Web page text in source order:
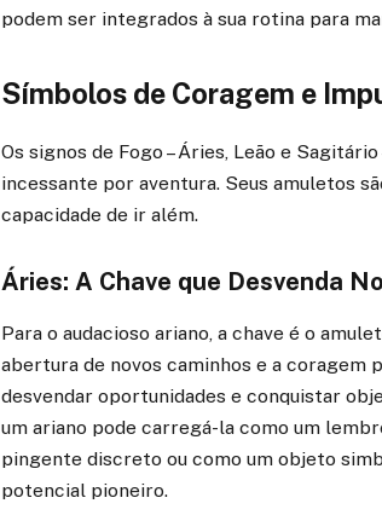
podem ser integrados à sua rotina para
Símbolos de Coragem e
Os signos de Fogo – Áries, Leão e
incessante por aventura. Seus amuletos
capacidade de ir além.
Áries: A Chave que Desvenda
Para o audacioso ariano, a chave é o
abertura de novos caminhos e a coragem
desvendar oportunidades e conquistar
um ariano pode carregá-la como um
pingente discreto ou como um objeto
potencial pioneiro.